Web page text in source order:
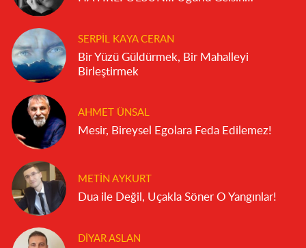
SERPIL KAYA CERAN
Bir Yüzü Güldürmek, Bir Mahalleyi
Birleştirmek
AHMET ÜNSAL
Mesir, Bireysel Egolara Feda Edilemez!
METIN AYKURT
Dua ile Değil, Uçakla Söner O Yangınlar!
DIYAR ASLAN